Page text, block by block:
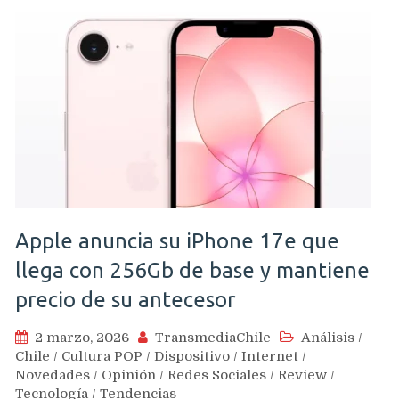
Apple anuncia su iPhone 17e que
llega con 256Gb de base y mantiene
precio de su antecesor
2 marzo, 2026 TransmediaChile Análisis /
Chile / Cultura POP / Dispositivo / Internet /
Novedades / Opinión / Redes Sociales / Review /
Tecnología / Tendencias